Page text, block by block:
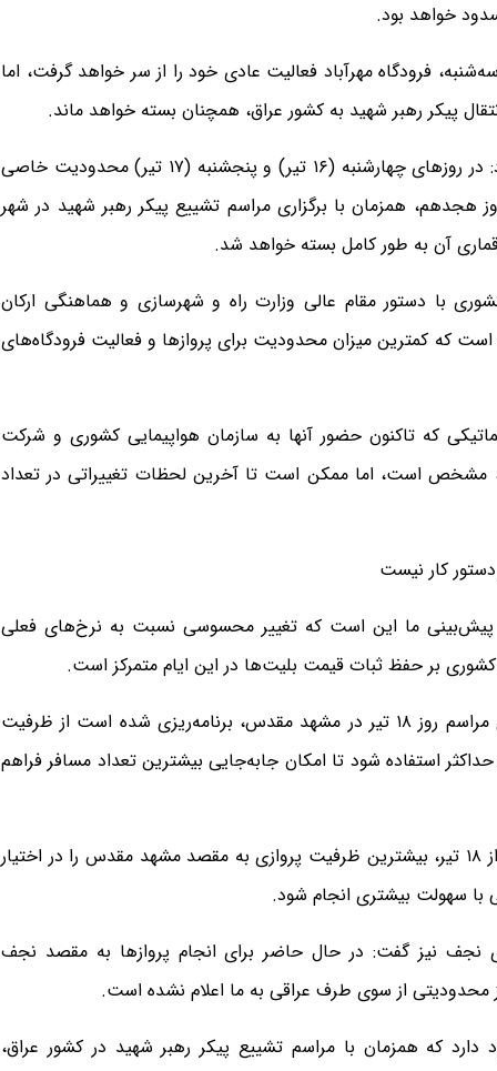
خواهد بود.
فرودگاه مهرآباد فعالیت عادی خود را از سر خواهد گرفت، اما
پیکر رهبر شهید به کشور عراق، همچنان بسته خواهد ماند.
رئیس سازمان هواپیمایی کشوری تصریح کرد: در روزهای چهارشنبه (۱۶ تیر) و پنجشنبه (۱۷ تیر) محدودیت خاصی
هجدهم، همزمان با برگزاری مراسم تشییع پیکر رهبر شهید در شهر
آن به طور کامل بسته خواهد شد.
با دستور مقام عالی وزارت راه و شهرسازی و هماهنگی ارکان
است که کمترین میزان محدودیت برای پروازها و فعالیت فرودگاه‌های
که تاکنون حضور آنها به سازمان هواپیمایی کشوری و شرکت
مشخص است، اما ممکن است تا آخرین لحظات تغییراتی در تعداد
کار نیست
پیش‌بینی ما این است که تغییر محسوسی نسبت به نرخ‌های فعلی
بر حفظ ثبات قیمت بلیت‌ها در این ایام متمرکز است.
رئیس سازمان هواپیمایی کشوری گفت: برای مراسم روز ۱۸ تیر در مشهد مقدس، برنامه‌ریزی شده است از ظرفیت
استفاده شود تا امکان جابه‌جایی بیشترین تعداد مسافر فراهم
وی ادامه داد: همچنین تلاش کرده‌ایم پیش از ۱۸ تیر، بیشترین ظرفیت پروازی به مقصد مشهد مقدس را در اختیار
با سهولت بیشتری انجام شود.
نجف نیز گفت: در حال حاضر برای انجام پروازها به مقصد نجف
محدودیتی از سوی طرف عراقی به ما اعلام نشده است.
دارد که همزمان با مراسم تشییع پیکر رهبر شهید در کشور عراق،